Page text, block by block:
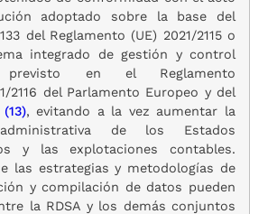
adoptado sobre la base del
del Reglamento (UE) 2021/2115 o
integrado de gestión y control
previsto en el Reglamento
2116 del Parlamento Europeo y del
(13), evitando a la vez aumentar la
de los Estados
y las explotaciones contables.
las estrategias y metodologías de
y compilación de datos pueden
la RDSA y los demás conjuntos